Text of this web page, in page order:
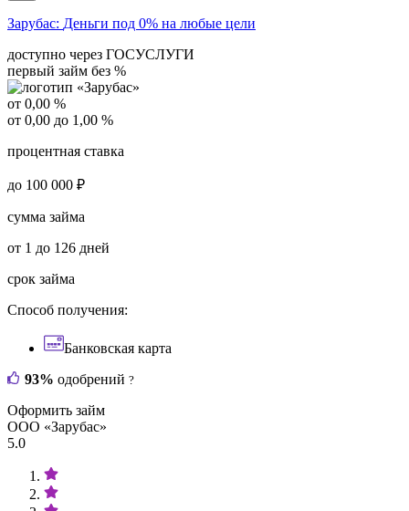
Зарубас: Деньги под 0% на любые цели
доступно через ГОСУСЛУГИ
первый займ без %
от 0,00 %
от 0,00 до 1,00 %
процентная ставка
до 100 000 ₽
сумма займа
от 1 до 126 дней
срок займа
Способ получения:
Банковская карта
93% одобрений ?
Оформить займ
ООО «Зарубас»
5.0